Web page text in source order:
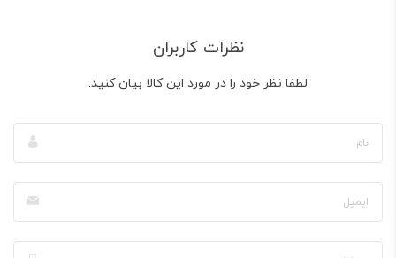
نظرات کاربران
لطفا نظر خود را در مورد این کالا بیان کنید.